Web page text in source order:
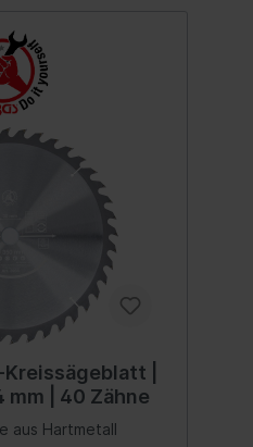
|
mm | 40 Zähne
aus Hartmetall